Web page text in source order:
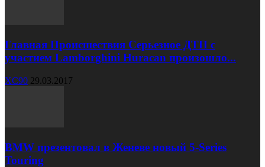
Главная Происшествия Серьезное ДТП с
участием Lamborghini Huracan произошло...
XC90 29.03.2017
BMW презентовал в Женеве новый 5-Series
Touring